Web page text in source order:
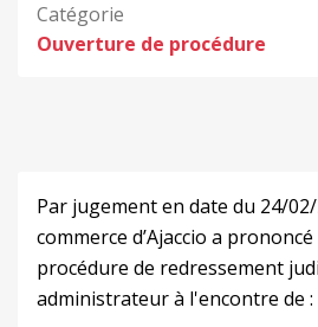
Catégorie
Ouverture de procédure
Par jugement en date du 24/
commerce d’Ajaccio a
procédure de redressement
administrateur à l'encontre de :